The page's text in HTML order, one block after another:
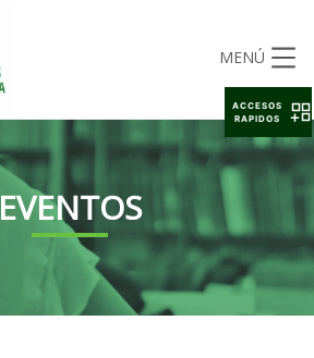
MENÚ
EVENTOS
ACCESOS
RAPIDOS